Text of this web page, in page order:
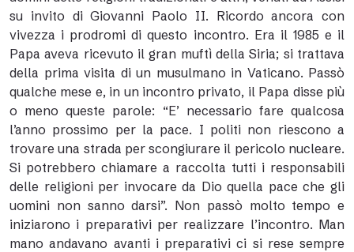
su invito di Giovanni Paolo II. Ricordo ancora con
vivezza i prodromi di questo incontro. Era il 1985 e il
Papa aveva ricevuto il gran muftì della Siria; si trattava
della prima visita di un musulmano in Vaticano. Passò
qualche mese e, in un incontro privato, il Papa disse più
o meno queste parole: “E’ necessario fare qualcosa
l’anno prossimo per la pace. I politi non riescono a
trovare una strada per scongiurare il pericolo nucleare.
Si potrebbero chiamare a raccolta tutti i responsabili
delle religioni per invocare da Dio quella pace che gli
uomini non sanno darsi”. Non passò molto tempo e
iniziarono i preparativi per realizzare l’incontro. Man
mano andavano avanti i preparativi ci si rese sempre